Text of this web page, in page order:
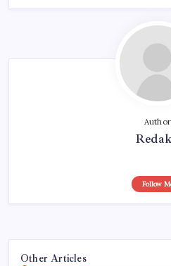
Author
Follow
Other Articles